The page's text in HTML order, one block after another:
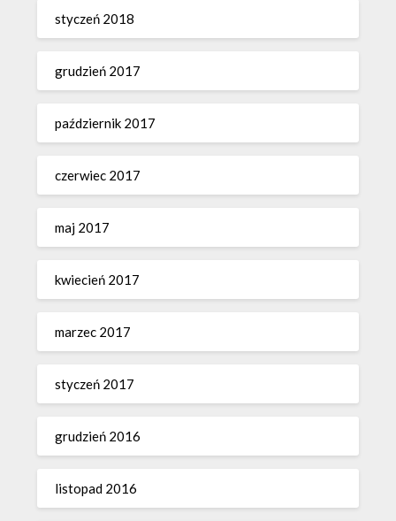
styczeń 2018
grudzień 2017
październik 2017
czerwiec 2017
maj 2017
kwiecień 2017
marzec 2017
styczeń 2017
grudzień 2016
listopad 2016